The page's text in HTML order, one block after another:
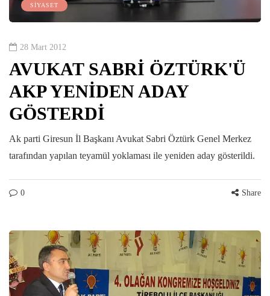
SİYASET
28 Mart 2012
AVUKAT SABRİ ÖZTÜRK'Ü
AKP YENİDEN ADAY
GÖSTERDİ
Ak parti Giresun İl Başkanı Avukat Sabri Öztürk Genel Merkez
tarafından yapılan teyamül yoklaması ile yeniden aday gösterildi.
0 Share